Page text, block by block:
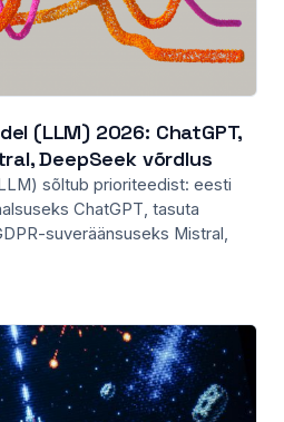
(LLM) 2026: ChatGPT,
DeepSeek võrdlus
sõltub prioriteedist: eesti
ChatGPT, tasuta
suveräänsuseks Mistral,